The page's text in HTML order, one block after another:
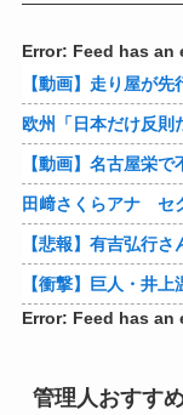
Error: Feed has
田﨑さくらアナ セ
【衝撃】巨人・井
Error: Feed has
管理人おすす